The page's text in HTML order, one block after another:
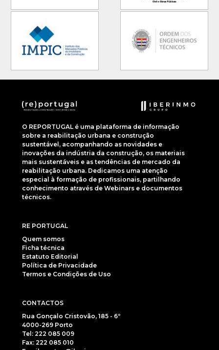
O REPORTUGAL é uma plataforma de informação
sobre a reabilitação urbana e construção
sustentável, acompanhando as novidades e
inovações da indústria da construção, os materiais
mais sustentáveis e as tendências de mercado da
reabilitação urbana. Dedicamos uma atenção
especial à formação de profissionais, partilhando
conhecimento através de Webinars e documentos
técnicos.
RE PORTUGAL
Quem somos
Ficha técnica
Estatuto Editorial
Política de Privacidade
Termos e Condições de Uso
CONTACTOS
Rua Gonçalo Cristovão, 185 - 6º
4000-269 Porto
Tel: 222 085 009
Fax: 222 085 010